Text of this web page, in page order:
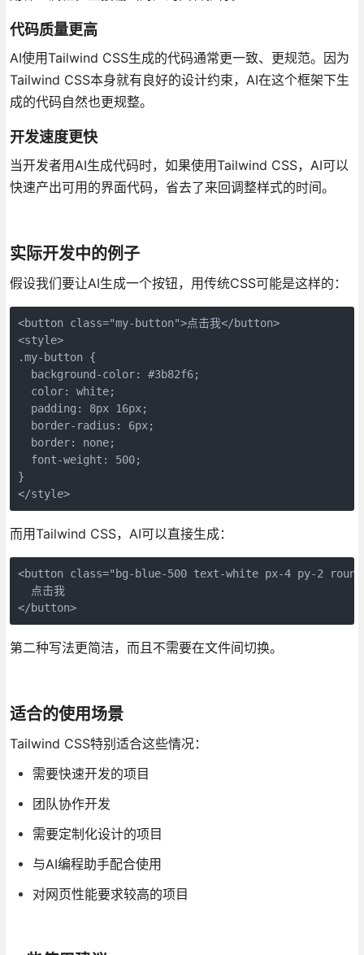
代码质量更高
AI使用Tailwind CSS生成的代码通常更一致、更规范。因为
Tailwind CSS本身就有良好的设计约束，AI在这个框架下生
成的代码自然也更规整。
开发速度更快
当开发者用AI生成代码时，如果使用Tailwind CSS，AI可以
快速产出可用的界面代码，省去了来回调整样式的时间。
实际开发中的例子
假设我们要让AI生成一个按钮，用传统CSS可能是这样的：
<button class="my-button">点击我</button>
<style>
.my-button {
  background-color: #3b82f6;
  color: white;
  padding: 8px 16px;
  border-radius: 6px;
  border: none;
  font-weight: 500;
}
</style>
而用Tailwind CSS，AI可以直接生成：
<button class="bg-blue-500 text-white px-4 py-2
  点击我
</button>
第二种写法更简洁，而且不需要在文件间切换。
适合的使用场景
Tailwind CSS特别适合这些情况：
需要快速开发的项目
团队协作开发
需要定制化设计的项目
与AI编程助手配合使用
对网页性能要求较高的项目